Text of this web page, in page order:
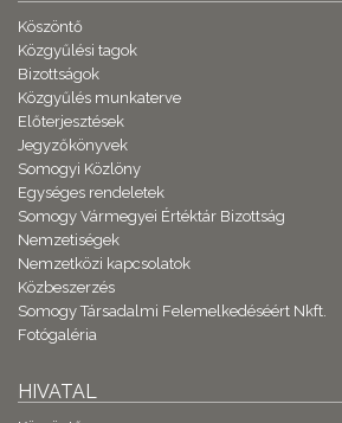
Köszöntő
Közgyűlési tagok
Bizottságok
Közgyűlés munkaterve
Előterjesztések
Jegyzőkönyvek
Somogyi Közlöny
Egységes rendeletek
Somogy Vármegyei Értéktár Bizottság
Nemzetiségek
Nemzetközi kapcsolatok
Közbeszerzés
Somogy Társadalmi Felemelkedéséért Nkft.
Fotógaléria
HIVATAL